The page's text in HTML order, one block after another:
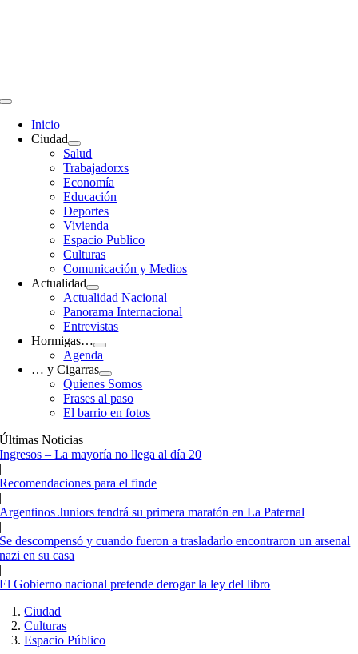
Toggle
Navigation
Inicio
Ciudad
Salud
Trabajadorxs
Economía
Educación
Deportes
Vivienda
Espacio Publico
Culturas
Comunicación y Medios
Actualidad
Actualidad Nacional
Panorama Internacional
Entrevistas
Hormigas…
Agenda
… y Cigarras
Quienes Somos
Frases al paso
El barrio en fotos
Últimas Noticias
Ingresos – La mayoría no llega al día 20
|
Recomendaciones para el finde
|
Argentinos Juniors tendrá su primera maratón en La Paternal
|
Se descompensó y cuando fueron a trasladarlo encontraron un arsenal
nazi en su casa
|
El Gobierno nacional pretende derogar la ley del libro
Ciudad
Culturas
Espacio Público